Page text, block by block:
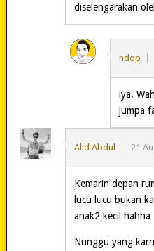
diselengarakan
ndop
iya.
jumpa
Alid Abdul 21
Kemarin depan
lucu lucu bukan
anak2 kecil hahha
Nunggu yang